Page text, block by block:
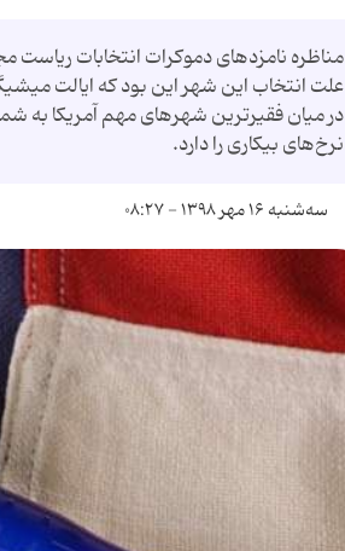
علت انتخاب این شهر این بود که ایالت
نرخ‌های بیکاری را دارد.
سه‌شنبه ۱۶ مهر ۱۳۹۸ - ۰۸:۲۷